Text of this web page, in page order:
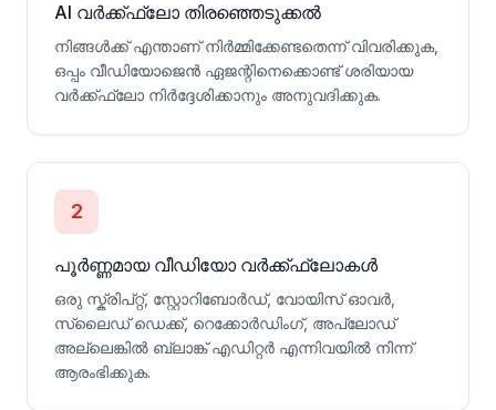
AI വർക്ക്ഫ്ലോ തിരഞ്ഞെടുക്കൽ
നിങ്ങൾക്ക് എന്താണ് നിർമ്മിക്കേണ്ടതെന്ന് വിവരിക്കുക,
ഒപ്പം വീഡിയോജെൻ ഏജന്റിനെക്കൊണ്ട് ശരിയായ
വർക്ക്ഫ്ലോ നിർദ്ദേശിക്കാനും അനുവദിക്കുക.
2
പൂർണ്ണമായ വീഡിയോ വർക്ക്ഫ്ലോകൾ
ഒരു സ്ക്രിപ്റ്റ്, സ്റ്റോറിബോർഡ്, വോയിസ് ഓവർ,
സ്ലൈഡ് ഡെക്ക്, റെക്കോർഡിംഗ്, അപ്‌ലോഡ്
അല്ലെങ്കിൽ ബ്ലാങ്ക് എഡിറ്റർ എന്നിവയിൽ നിന്ന്
ആരംഭിക്കുക.